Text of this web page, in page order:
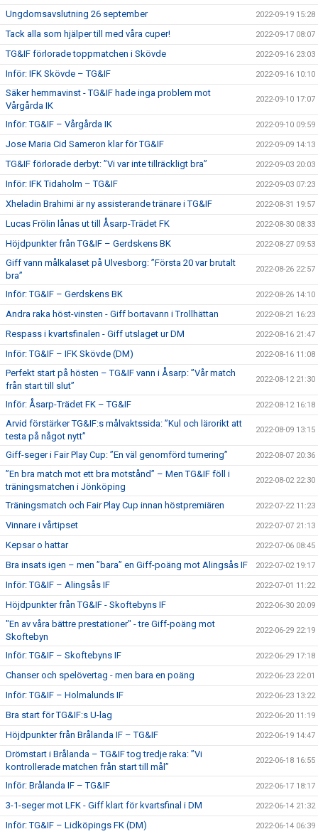
Ungdomsavslutning 26 september 2022-09-19 15:28
Tack alla som hjälper till med våra cuper! 2022-09-17 08:07
TG&IF förlorade toppmatchen i Skövde 2022-09-16 23:03
Inför: IFK Skövde – TG&IF 2022-09-16 10:10
Säker hemmavinst - TG&IF hade inga problem mot
Vårgårda IK
2022-09-10 17:07
Inför: TG&IF – Vårgårda IK 2022-09-10 09:59
Jose Maria Cid Sameron klar för TG&IF 2022-09-09 14:13
TG&IF förlorade derbyt: ”Vi var inte tillräckligt bra” 2022-09-03 20:03
Inför: IFK Tidaholm – TG&IF 2022-09-03 07:23
Xheladin Brahimi är ny assisterande tränare i TG&IF 2022-08-31 19:57
Lucas Frölin lånas ut till Åsarp-Trädet FK 2022-08-30 08:33
Höjdpunkter från TG&IF – Gerdskens BK 2022-08-27 09:53
Giff vann målkalaset på Ulvesborg: ”Första 20 var brutalt
bra”
2022-08-26 22:57
Inför: TG&IF – Gerdskens BK 2022-08-26 14:10
Andra raka höst-vinsten - Giff bortavann i Trollhättan 2022-08-21 16:23
Respass i kvartsfinalen - Giff utslaget ur DM 2022-08-16 21:47
Inför: TG&IF – IFK Skövde (DM) 2022-08-16 11:08
Perfekt start på hösten – TG&IF vann i Åsarp: ”Vår match
från start till slut”
2022-08-12 21:30
Inför: Åsarp-Trädet FK – TG&IF 2022-08-12 16:18
Arvid förstärker TG&IF:s målvaktssida: ”Kul och lärorikt att
testa på något nytt”
2022-08-09 13:15
Giff-seger i Fair Play Cup: ”En väl genomförd turnering” 2022-08-07 20:36
”En bra match mot ett bra motstånd” – Men TG&IF föll i
träningsmatchen i Jönköping
2022-08-02 22:30
Träningsmatch och Fair Play Cup innan höstpremiären 2022-07-22 11:23
Vinnare i vårtipset 2022-07-07 21:13
Kepsar o hattar 2022-07-06 08:45
Bra insats igen – men ”bara” en Giff-poäng mot Alingsås IF 2022-07-02 19:17
Inför: TG&IF – Alingsås IF 2022-07-01 11:22
Höjdpunkter från TG&IF - Skoftebyns IF 2022-06-30 20:09
"En av våra bättre prestationer" - tre Giff-poäng mot
Skoftebyn
2022-06-29 22:19
Inför: TG&IF – Skoftebyns IF 2022-06-29 17:18
Chanser och spelövertag - men bara en poäng 2022-06-23 22:01
Inför: TG&IF – Holmalunds IF 2022-06-23 13:22
Bra start för TG&IF:s U-lag 2022-06-20 11:19
Höjdpunkter från Brålanda IF – TG&IF 2022-06-19 14:47
Drömstart i Brålanda – TG&IF tog tredje raka: ”Vi
kontrollerade matchen från start till mål”
2022-06-18 16:55
Inför: Brålanda IF – TG&IF 2022-06-17 18:17
3-1-seger mot LFK - Giff klart för kvartsfinal i DM 2022-06-14 21:32
Inför: TG&IF – Lidköpings FK (DM) 2022-06-14 06:39